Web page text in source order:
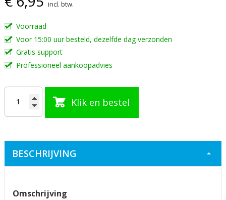
de
afbeeldingen-
gallerij
incl. btw.
Voorraad
Voor 15:00 uur besteld, dezelfde dag verzonden
Gratis support
Professioneel aankoopadvies
Klik en bestel
BESCHRIJVING
Omschrijving